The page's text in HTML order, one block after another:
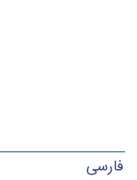
فارسی